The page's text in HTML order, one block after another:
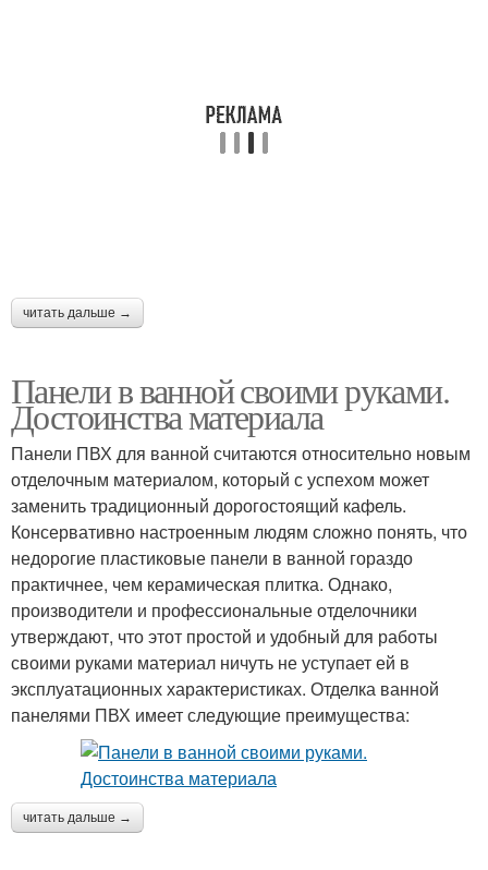
читать дальше →
Панели в ванной своими руками.
Достоинства материала
Панели ПВХ для ванной считаются относительно новым
отделочным материалом, который с успехом может
заменить традиционный дорогостоящий кафель.
Консервативно настроенным людям сложно понять, что
недорогие пластиковые панели в ванной гораздо
практичнее, чем керамическая плитка. Однако,
производители и профессиональные отделочники
утверждают, что этот простой и удобный для работы
своими руками материал ничуть не уступает ей в
эксплуатационных характеристиках. Отделка ванной
панелями ПВХ имеет следующие преимущества:
читать дальше →